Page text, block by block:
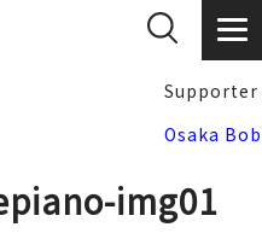
Supporter
Osaka Bob
img01